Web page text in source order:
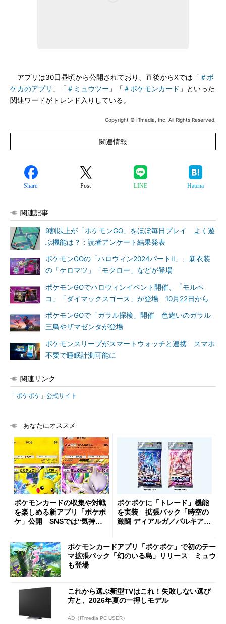
アプリは30日昼頃から公開されており、直後からXでは「 ＃ポ
ケカのアプリ 」「 ＃ミュウツー 」「 ＃ポケモンカード 」といった
関連ワードがトレンド入りしている。
Copyright © ITmedia, Inc. All Rights Reserved.
関連情報
Share Post LINE Hatena
関連記事
9割以上が「ポケモンGO」をほぼ毎日プレイ よく遊
ぶ機能は？：読者アンケート結果発表
ポケモンGOの「ハロウィン2024パートII」、新衣装
の「ケロマツ」「モクロー」などが登場
ポケモンGOでハロウィンイベント開催、「モルペ
コ」「ダイマックスゴース」が登場 10月22日から
ポケモンGOで「ガラル探検」開催 色違いのガラル
三鳥やザマゼンタが登場
ポケモンスリープがスマートウォッチと連携 スマホ
不要で睡眠計測可能に
関連リンク
「ポケポケ」公式サイト
あなたにオススメ
ポケモンカードの収集や対戦
を楽しめる新アプリ「ポケポ
ケ」公開 SNSでは“気持ち
ポケポケに「トレード」機能
を実装 拡張パック「時空の
激闘 ディアルガ／パルキア」
ポケモンカードアプリ「ポケポケ」で初のテー
マ拡張パック「幻のいる島」リリース ミュウ
も登場
これから選ぶ新型TVはこれ！失敗しない選び
方と、2026年夏の一押しモデル
AD（ITmedia PC USER）